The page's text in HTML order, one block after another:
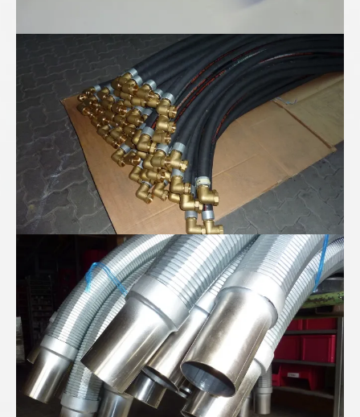
Schaltschrankbau
Baureihe FLEXOMATIK